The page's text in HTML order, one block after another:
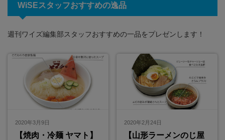
WiSEスタッフおすすめの逸品
週刊ワイズ編集部スタッフおすすめの一品をプレゼンします！
2020年3月9日
【焼肉・冷麺 ヤマト】
2020年2月24日
【山形ラーメンのじ屋